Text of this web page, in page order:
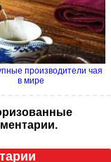
производители чая
в мире